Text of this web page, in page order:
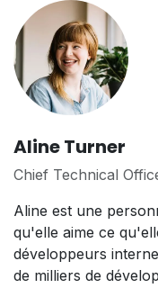
Aline Turner
Chief Technical
Aline est une
qu'elle aime ce
développeurs
de milliers de